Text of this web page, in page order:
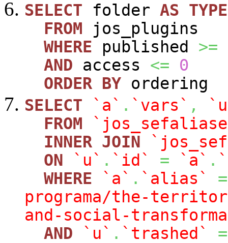
SELECT folder AS TYPE
FROM jos_plugins
WHERE published >=
AND access <=
0
ORDER BY ordering
SELECT
`a` . `vars` ,
FROM
INNER JOIN
ON
`u` . `id` = `a` .
WHERE
`a` . `alias`
=
programa/the-
and-social-
AND
`u` . `trashed`
=